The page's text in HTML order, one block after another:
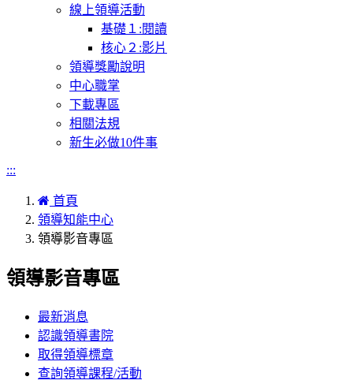
線上領導活動
基礎１:閱讀
核心２:影片
領導獎勵說明
中心職掌
下載專區
相關法規
新生必做10件事
:::
首頁
領導知能中心
領導影音專區
領導影音專區
最新消息
認識領導書院
取得領導標章
查詢領導課程/活動